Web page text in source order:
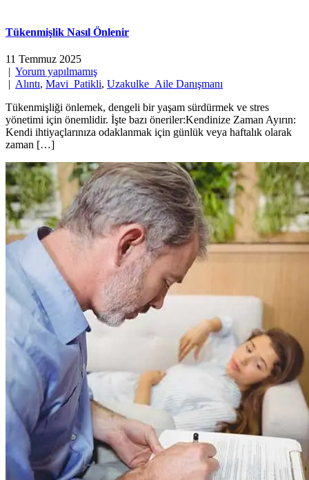
Tükenmişlik Nasıl Önlenir
11 Temmuz 2025
| Yorum yapılmamış
| Alıntı, Mavi_Patikli, Uzakulke_Aile Danışmanı
Tükenmişliği önlemek, dengeli bir yaşam sürdürmek ve stres
yönetimi için önemlidir. İşte bazı öneriler:Kendinize Zaman Ayırın:
Kendi ihtiyaçlarınıza odaklanmak için günlük veya haftalık olarak
zaman […]